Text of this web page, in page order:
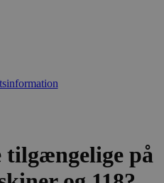
tilgængelige på